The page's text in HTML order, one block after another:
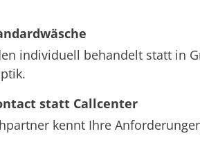
individuell behandelt statt in
statt Callcenter
kennt Ihre